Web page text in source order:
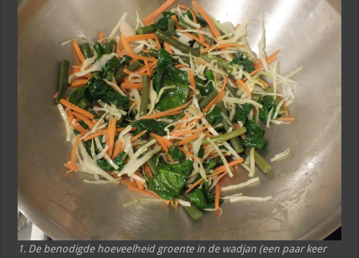
1. De benodigde hoeveelheid groente in de wadjan (een paar keer